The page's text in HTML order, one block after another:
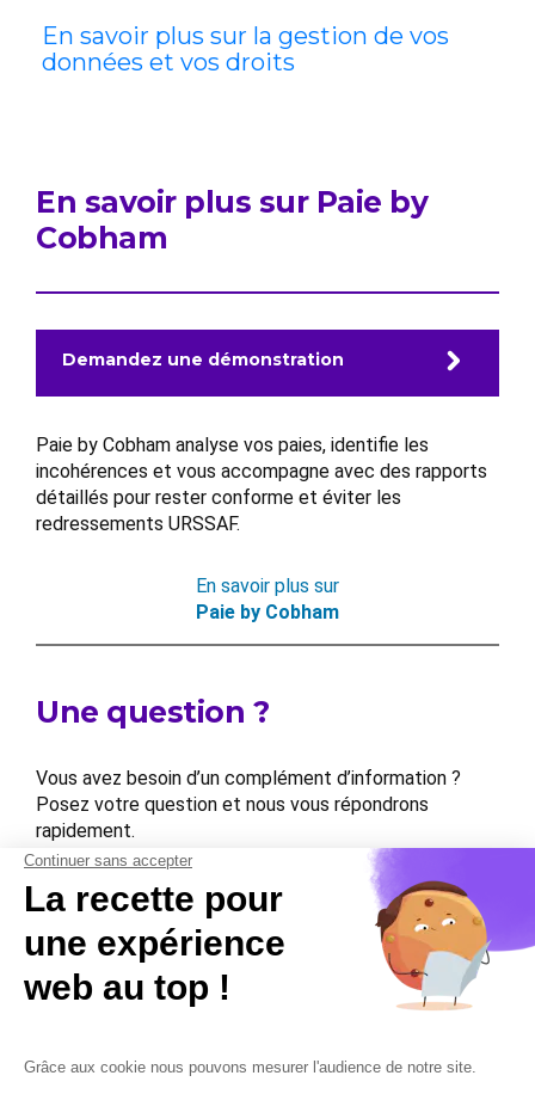
En savoir plus sur la gestion de vos
données et vos droits
En savoir plus sur Paie by
Cobham
Demandez une démonstration
Paie by Cobham analyse vos paies, identifie les
incohérences et vous accompagne avec des rapports
détaillés pour rester conforme et éviter les
redressements URSSAF.
En savoir plus sur
Paie by Cobham
Une question ?
Vous avez besoin d’un complément d’information ?
Posez votre question et nous vous répondrons
rapidement.
Contactez-nous